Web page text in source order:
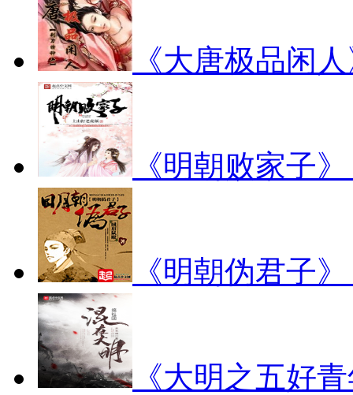
《大唐极品闲
《明朝败家子
《明朝伪君子
《大明之五好